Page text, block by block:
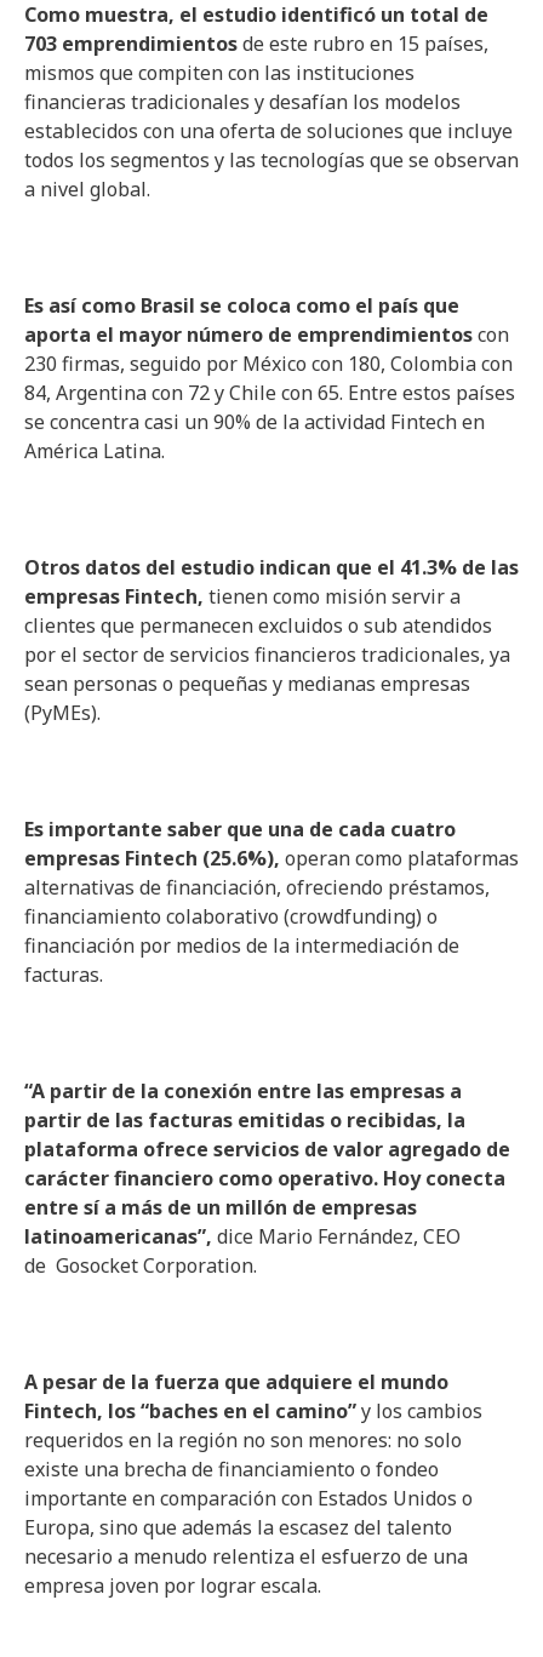
Como muestra, el estudio identificó un total de
703 emprendimientosde este rubro en 15 países,
mismos que compiten con las instituciones
financieras tradicionales y desafían los modelos
establecidos con una oferta de soluciones que incluye
todos los segmentos y las tecnologías que se observan
a nivel global.
Es así como Brasil se coloca como el país que
aporta el mayor número de emprendimientoscon
230 firmas, seguido por México con 180, Colombia con
84, Argentina con 72 y Chile con 65. Entre estos países
se concentra casi un 90% de la actividad Fintech en
América Latina.
Otros datos del estudio indican que el 41.3% de las
empresas Fintech, tienen como misión servir a
clientes que permanecen excluidos o sub atendidos
por el sector de servicios financieros tradicionales, ya
sean personas o pequeñas y medianas empresas
(PyMEs).
Es importante saber que una de cada cuatro
empresas Fintech (25.6%), operan como plataformas
alternativas de financiación, ofreciendo préstamos,
financiamiento colaborativo (crowdfunding) o
financiación por medios de la intermediación de
facturas.
“A partir de la conexión entre las empresas a
partir de las facturas emitidas o recibidas, la
plataforma ofrece servicios de valor agregado de
carácter financiero como operativo. Hoy conecta
entre sí a más de un millón de empresas
latinoamericanas”, dice Mario Fernández, CEO
de Gosocket Corporation.
A pesar de la fuerza que adquiere el mundo
Fintech, los “baches en el camino”y los cambios
requeridos en la región no son menores: no solo
existe una brecha de financiamiento o fondeo
importante en comparación con Estados Unidos o
Europa, sino que además la escasez del talento
necesario a menudo relentiza el esfuerzo de una
empresa joven por lograr escala.